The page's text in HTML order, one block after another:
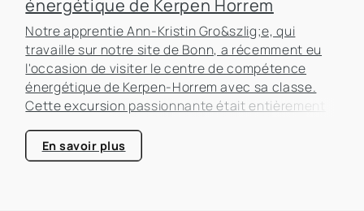
énergétique de Kerpen Horrem
Notre apprentie Ann-Kristin Gro&szlig;e, qui
travaille sur notre site de Bonn, a récemment eu
l'occasion de visiter le centre de compétence
énergétique de Kerpen-Horrem avec sa classe.
Cette excursion passionnante était entièrement
bâtiments, un sujet qui prend de plus en plus
d'importance dans le secteur immobilier.
En savoir plus